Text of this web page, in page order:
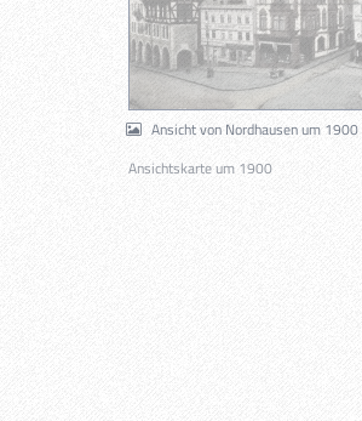
Ansicht von Nordhausen um 1900
Ansichtskarte um 1900